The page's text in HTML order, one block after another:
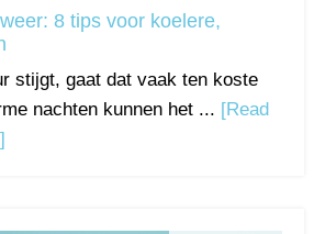
8 tips voor koelere,
stijgt, gaat dat vaak ten koste
nachten kunnen het ... [Read